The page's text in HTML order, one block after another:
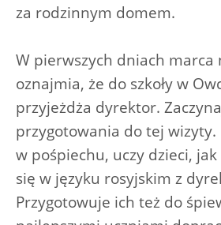
za rodzinnym domem.
W pierwszych dniach marca
oznajmia, że do szkoły w
przyjeżdża dyrektor.
przygotowania do tej wizyty.
w pośpiechu, uczy dzieci,
się w języku rosyjskim z
Przygotowuje ich też do